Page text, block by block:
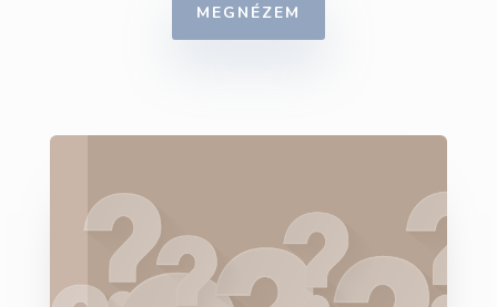
MEGNÉZEM